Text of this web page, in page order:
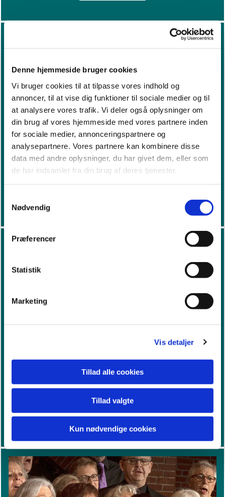
Denne hjemmeside bruger cookies
Vi bruger cookies til at tilpasse vores indhold og
annoncer, til at vise dig funktioner til sociale medier og til
at analysere vores trafik. Vi deler også oplysninger om
din brug af vores hjemmeside med vores partnere inden
for sociale medier, annonceringspartnere og
analysepartnere. Vores partnere kan kombinere disse
data med andre oplysninger, du har givet dem, eller som
de har indsamlet fra din brug af deres tjenester.
Nødvendig
Præferencer
Statistik
Marketing
Vis detaljer
Tillad alle cookies
Tillad valgte
Kun nødvendige cookies
Hundige-Kildebrønde Kirkers Pigekor
Hundigekoret
Læs mere